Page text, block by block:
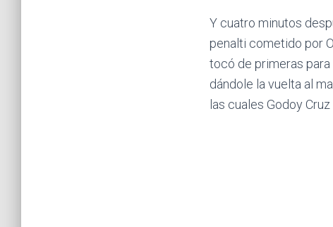
Y cuatro minutos
penalti cometido por
tocó de primeras para
dándole la vuelta al
las cuales Godoy